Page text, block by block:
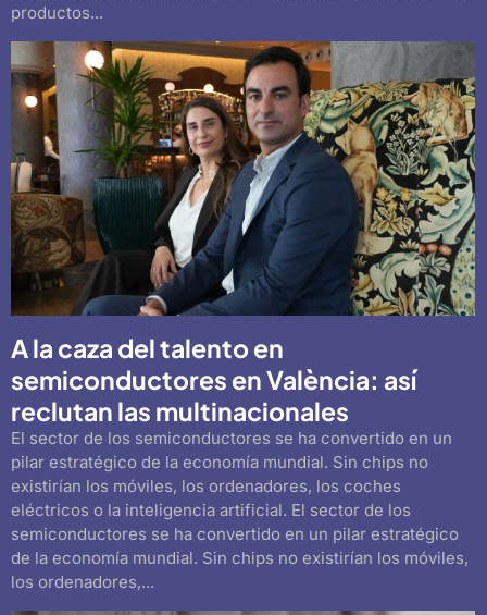
productos...
A la caza del talento en
semiconductores en València: así
reclutan las multinacionales
El sector de los semiconductores se ha convertido en un
pilar estratégico de la economía mundial. Sin chips no
existirían los móviles, los ordenadores, los coches
eléctricos o la inteligencia artificial. El sector de los
semiconductores se ha convertido en un pilar estratégico
de la economía mundial. Sin chips no existirían los móviles,
los ordenadores,...